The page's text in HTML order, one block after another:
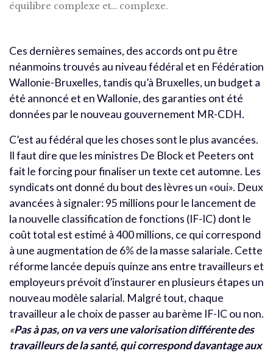
équilibre complexe et… complexe.
Ces dernières semaines, des accords ont pu être
néanmoins trouvés au niveau fédéral et en Fédération
Wallonie-Bruxelles, tandis qu’à Bruxelles, un budget a
été annoncé et en Wallonie, des garanties ont été
données par le nouveau gouvernement MR-CDH.
C’est au fédéral que les choses sont le plus avancées.
Il faut dire que les ministres De Block et Peeters ont
fait le forcing pour finaliser un texte cet automne. Les
syndicats ont donné du bout des lèvres un «oui». Deux
avancées à signaler: 95 millions pour le lancement de
la nouvelle classification de fonctions (IF-IC) dont le
coût total est estimé à 400 millions, ce qui correspond
à une augmentation de 6% de la masse salariale. Cette
réforme lancée depuis quinze ans entre travailleurs et
employeurs prévoit d’instaurer en plusieurs étapes un
nouveau modèle salarial. Malgré tout, chaque
travailleur a le choix de passer au barème IF-IC ou non.
«Pas à pas, on va vers une valorisation différente des
travailleurs de la santé, qui correspond davantage aux